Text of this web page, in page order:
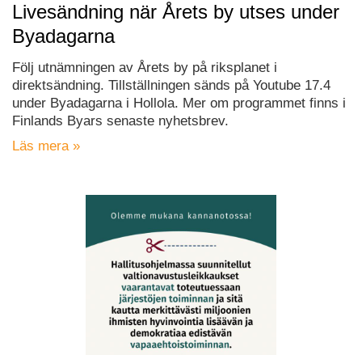
Livesändning när Årets by utses under
Byadagarna
Följ utnämningen av Årets by på riksplanet i
direktsändning. Tillställningen sänds på Youtube 17.4
under Byadagarna i Hollola. Mer om programmet finns i
Finlands Byars senaste nyhetsbrev.
Läs mera »